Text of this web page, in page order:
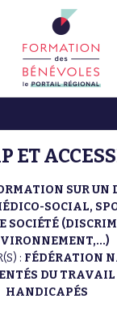
ET
SUR UN
SOCIAL,
SOCIÉTÉ
: FÉDÉRATION
DU TRAVAIL
HANDICAPÉS